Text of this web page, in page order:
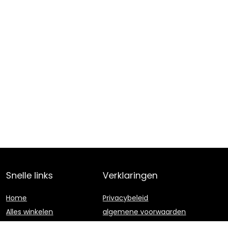
Snelle links
Home
Alles winkelen
Verklaringen
Privacybeleid
algemene voorwaarden